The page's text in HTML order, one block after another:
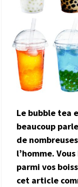
Le bubble tea
beaucoup
de
l’homme.
parmi vos
cet article